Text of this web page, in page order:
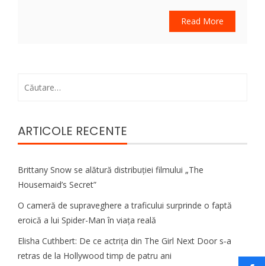
Read More
ARTICOLE RECENTE
Brittany Snow se alătură distribuției filmului „The
Housemaid’s Secret”
O cameră de supraveghere a traficului surprinde o faptă
eroică a lui Spider-Man în viața reală
Elisha Cuthbert: De ce actrița din The Girl Next Door s‑a
retras de la Hollywood timp de patru ani